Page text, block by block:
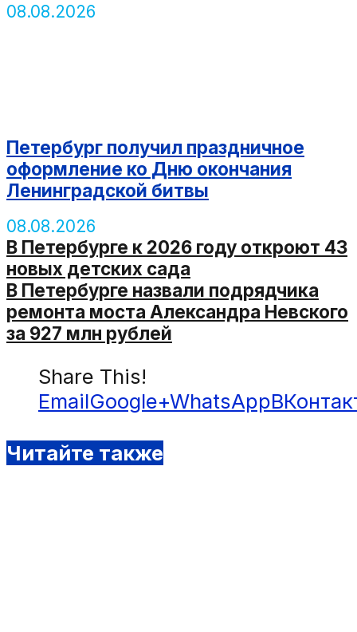
08.08.2026
Петербург получил праздничное
оформление ко Дню окончания
Ленинградской битвы
08.08.2026
В Петербурге к 2026 году откроют 43
новых детских сада
В Петербурге назвали подрядчика
ремонта моста Александра Невского
за 927 млн рублей
Share This!
EmailGoogle+WhatsApp
Читайте также